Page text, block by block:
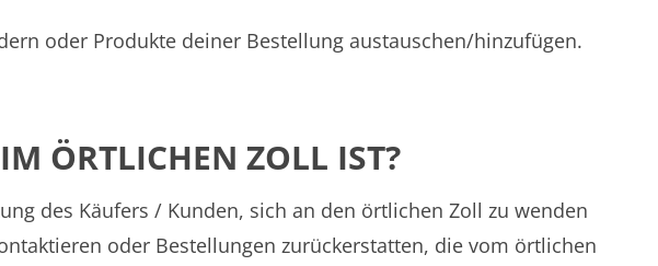
oder Produkte deiner Bestellung austauschen/hinzufügen.
ÖRTLICHEN ZOLL IST?
des Käufers / Kunden, sich an den örtlichen Zoll zu wenden
oder Bestellungen zurückerstatten, die vom örtlichen